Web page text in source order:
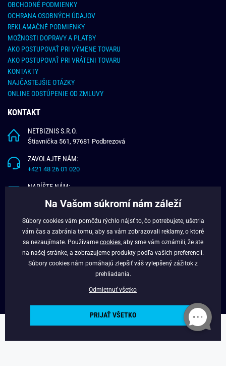
OBCHODNÉ PODMIENKY
OCHRANA OSOBNÝCH ÚDAJOV
REKLAMAČNÉ PODMIENKY
MOŽNOSTI DOPRAVY A PLATBY
AKO POSTUPOVAŤ PRI VÝMENE TOVARU
AKO POSTUPOVAŤ PRI VRÁTENI TOVARU
KONTAKTY
NAJČASTEJŠIE OTÁZKY
ONLINE ODSTÚPENIE OD ZMLUVY
KONTAKT
NETBIZNIS S.R.O.
Štiavnička 561, 97681 Podbrezová
ZAVOLAJTE NÁM:
+421 48 26 01 020
NAPÍŠTE NÁM:
O NÁS
VERNOSTNÝ PROGRAM
BLOG
Copyright © 2025 - Budchlap.sk Všetky práva vyhradené. webdesign ©
Na Vašom súkromí nám záleží
Súbory cookies vám pomôžu rýchlo nájsť to, čo potrebujete, ušetria
vám čas a zabránia tomu, aby sa vám zobrazovali reklamy, o ktoré
sa nezaujímate. Používame cookies , aby sme vám oznámili, že ste
na našej stránke, a zobrazujeme produkty podľa vašich preferencií.
Súbory cookies nám pomáhajú zlepšiť váš vylepšený zážitok z
prehliadania.
Odmietnuť všetko
PRIJAŤ VŠETKO